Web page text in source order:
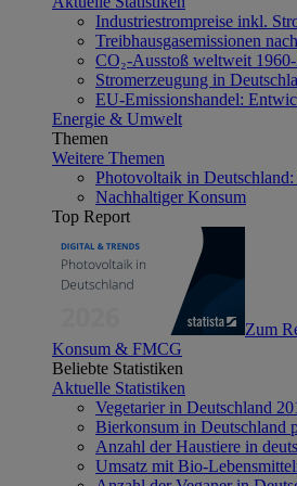
Industriestrompreise inkl.
Treibhausgasemissionen
CO₂-Ausstoß weltweit
Stromerzeugung in
EU-Emissionshandel:
Energie & Umwelt
Themen
Weitere Themen
Photovoltaik in
Nachhaltiger Konsum
Top Report
Zum
Konsum & FMCG
Beliebte Statistiken
Aktuelle Statistiken
Vegetarier in Deutschland
Bierkonsum in Deutschland
Anzahl der Haustiere in
Umsatz mit Bio-